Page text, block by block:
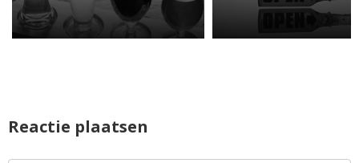
Reactie plaatsen